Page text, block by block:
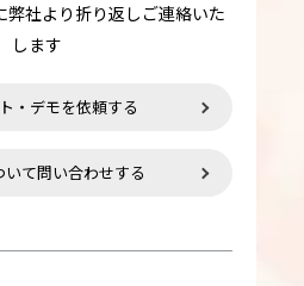
弊社より折り返しご連絡いた
します
・デモを依頼する
て問い合わせする